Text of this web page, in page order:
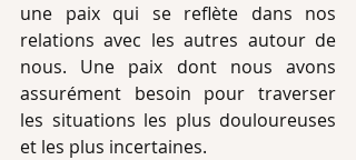
une paix qui se reflète dans nos
relations avec les autres autour de
nous. Une paix dont nous avons
assurément besoin pour traverser
les situations les plus douloureuses
et les plus incertaines.